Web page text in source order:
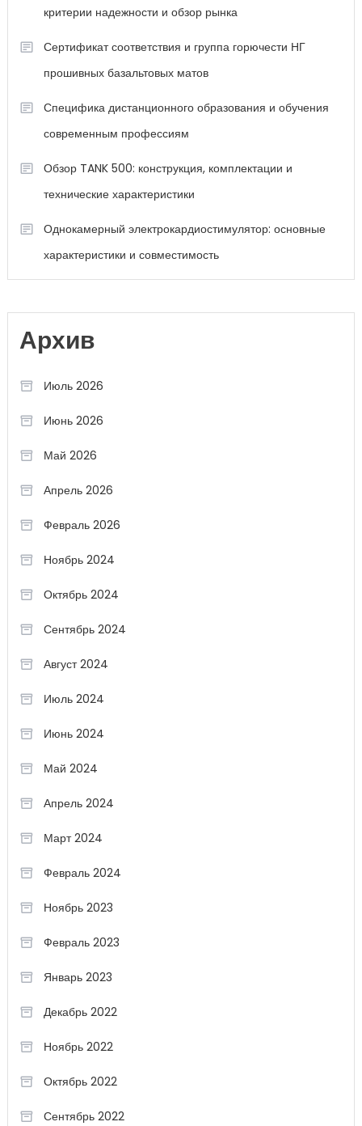
критерии надежности и обзор рынка
Сертификат соответствия и группа горючести НГ
прошивных базальтовых матов
Специфика дистанционного образования и обучения
современным профессиям
Обзор TANK 500: конструкция, комплектации и
технические характеристики
Однокамерный электрокардиостимулятор: основные
характеристики и совместимость
Архив
Июль 2026
Июнь 2026
Май 2026
Апрель 2026
Февраль 2026
Ноябрь 2024
Октябрь 2024
Сентябрь 2024
Август 2024
Июль 2024
Июнь 2024
Май 2024
Апрель 2024
Март 2024
Февраль 2024
Ноябрь 2023
Февраль 2023
Январь 2023
Декабрь 2022
Ноябрь 2022
Октябрь 2022
Сентябрь 2022